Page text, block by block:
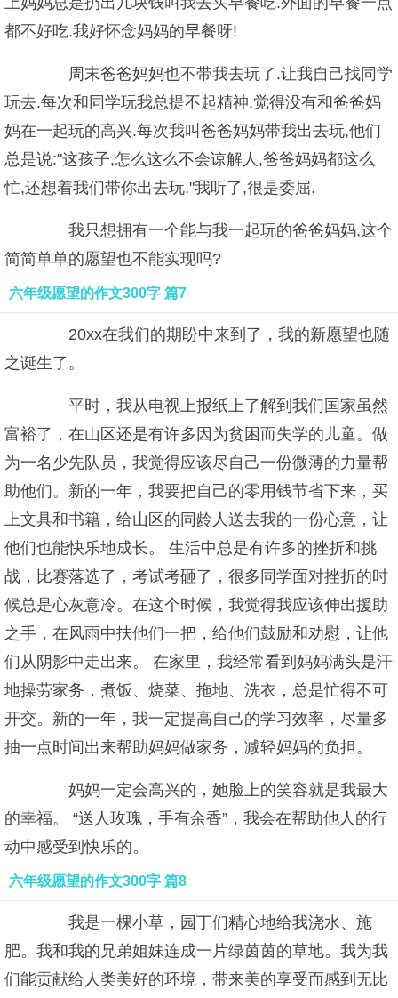
都不好吃.我好怀念妈妈的早餐呀!
周末爸爸妈妈也不带我去玩了.让我自己找同学
玩去.每次和同学玩我总提不起精神.觉得没有和爸爸妈
妈在一起玩的高兴.每次我叫爸爸妈妈带我出去玩,他们
总是说:"这孩子,怎么这么不会谅解人,爸爸妈妈都这么
忙,还想着我们带你出去玩."我听了,很是委屈.
我只想拥有一个能与我一起玩的爸爸妈妈,这个
简简单单的愿望也不能实现吗?
六年级愿望的作文300字 篇7
20xx在我们的期盼中来到了，我的新愿望也随
之诞生了。
平时，我从电视上报纸上了解到我们国家虽然
富裕了，在山区还是有许多因为贫困而失学的儿童。做
为一名少先队员，我觉得应该尽自己一份微薄的力量帮
助他们。新的一年，我要把自己的零用钱节省下来，买
上文具和书籍，给山区的同龄人送去我的一份心意，让
他们也能快乐地成长。 生活中总是有许多的挫折和挑
战，比赛落选了，考试考砸了，很多同学面对挫折的时
候总是心灰意冷。在这个时候，我觉得我应该伸出援助
之手，在风雨中扶他们一把，给他们鼓励和劝慰，让他
们从阴影中走出来。 在家里，我经常看到妈妈满头是汗
地操劳家务，煮饭、烧菜、拖地、洗衣，总是忙得不可
开交。新的一年，我一定提高自己的学习效率，尽量多
抽一点时间出来帮助妈妈做家务，减轻妈妈的负担。
妈妈一定会高兴的，她脸上的笑容就是我最大
的幸福。 “送人玫瑰，手有余香”，我会在帮助他人的行
动中感受到快乐的。
六年级愿望的作文300字 篇8
我是一棵小草，园丁们精心地给我浇水、施
肥。我和我的兄弟姐妹连成一片绿茵茵的草地。我为我
们能贡献给人类美好的环境，带来美的享受而感到无比